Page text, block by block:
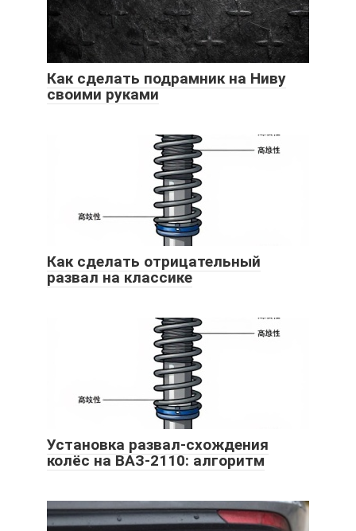
Как сделать подрамник на Ниву
своими руками
Как сделать отрицательный
развал на классике
Установка развал-схождения
колёс на ВАЗ-2110: алгоритм